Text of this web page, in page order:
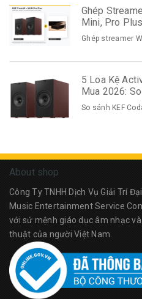
Ghép
Mini, Pro
Ghép streamer
5 Loa Kệ
Mua 2026:
So sánh KEF
About shop
Công Ty TNHH Dịch Vụ Giải Trí
Music Entertainment Service
với sứ mệnh giáo dục âm nhạc
thuật của người Việt Nam.